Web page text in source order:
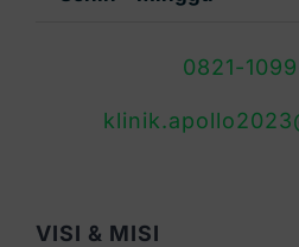
0821-
VISI & MISI